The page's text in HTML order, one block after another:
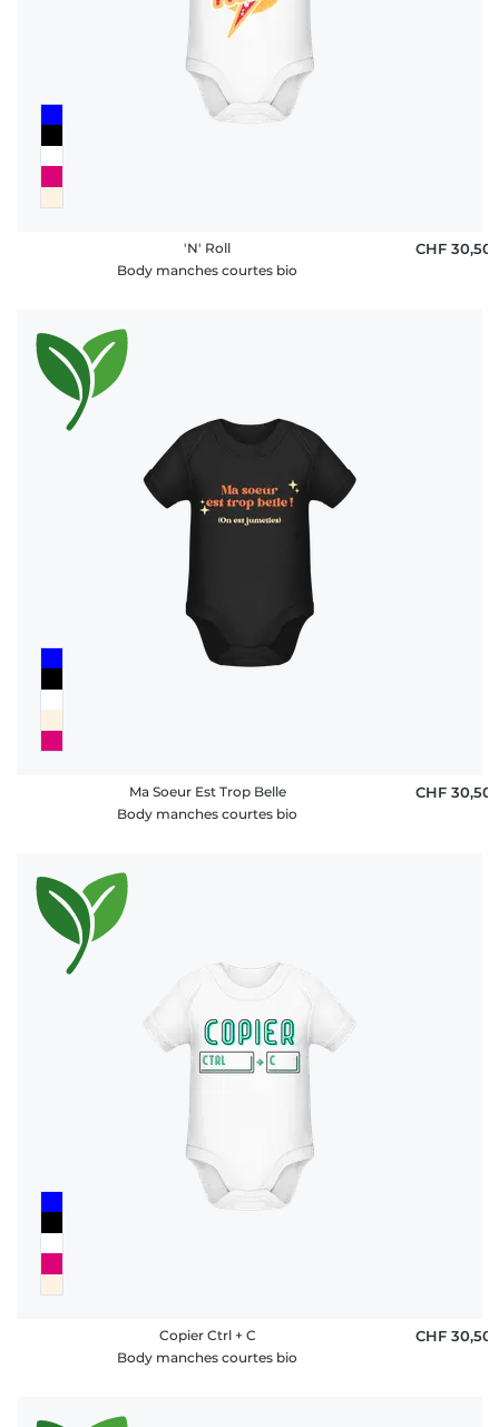
'N' Roll
Body manches courtes bio
CHF 30,50
Ma Soeur Est Trop Belle
Body manches courtes bio
CHF 30,50
Copier Ctrl + C
Body manches courtes bio
CHF 30,50